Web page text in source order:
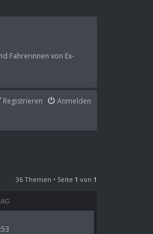
Fahrerinnen von Ex-
Anmelden
Registrieren
36 Themen • Seite 1 von 1